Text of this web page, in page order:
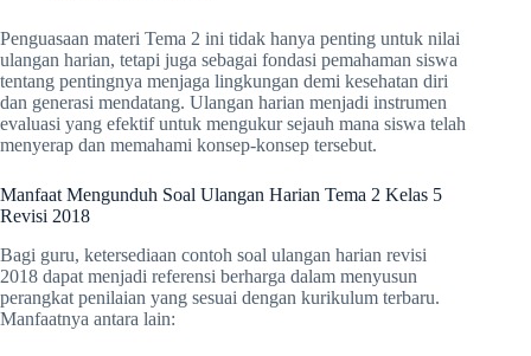
Penguasaan materi Tema 2 ini tidak hanya penting untuk nilai
ulangan harian, tetapi juga sebagai fondasi pemahaman siswa
tentang pentingnya menjaga lingkungan demi kesehatan diri
dan generasi mendatang. Ulangan harian menjadi instrumen
evaluasi yang efektif untuk mengukur sejauh mana siswa telah
menyerap dan memahami konsep-konsep tersebut.
Manfaat Mengunduh Soal Ulangan Harian Tema 2 Kelas 5
Revisi 2018
Bagi guru, ketersediaan contoh soal ulangan harian revisi
2018 dapat menjadi referensi berharga dalam menyusun
perangkat penilaian yang sesuai dengan kurikulum terbaru.
Manfaatnya antara lain: